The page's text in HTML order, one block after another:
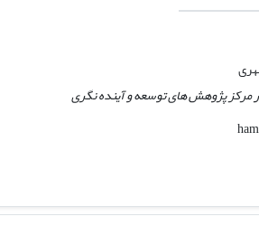
مرکز پژوهش های توسعه و آینده نگری